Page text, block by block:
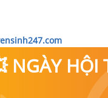
NGÀY HỘI